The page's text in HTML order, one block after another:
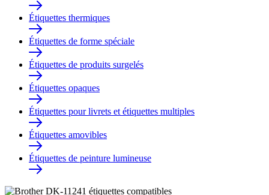
Étiquettes thermiques
Étiquettes de forme spéciale
Étiquettes de produits surgelés
Étiquettes opaques
Étiquettes pour livrets et étiquettes multiples
Étiquettes amovibles
Étiquettes de peinture lumineuse